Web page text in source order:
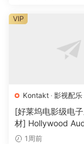
inner self to
For the
Mongolian
Male, and
places of
based on the
Kontakt · 影视配乐
特殊· 音源
[好莱坞电影级电
材] Hollywood
FUTURE
1周前
VIP